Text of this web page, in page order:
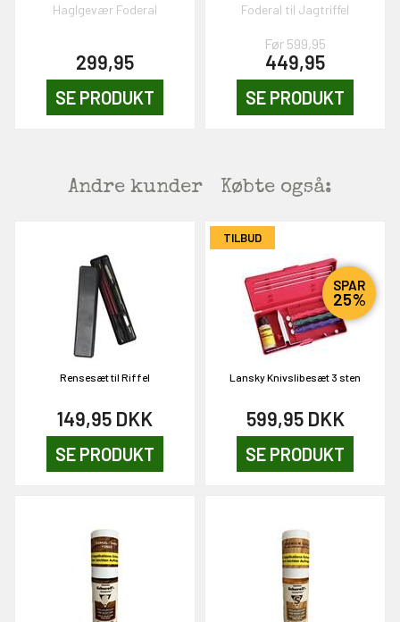
Haglgevær Foderal
299,95
SE PRODUKT
Foderal til Jagtriffel
Før 599,95
449,95
SE PRODUKT
Andre kunder Købte også:
Rensesæt til Riffel
149,95 DKK
SE PRODUKT
TILBUD
SPAR
25%
Lansky Knivslibesæt 3 sten
599,95 DKK
SE PRODUKT